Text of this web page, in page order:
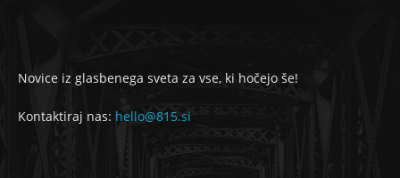
Novice iz glasbenega sveta za vse, ki hočejo še!
Kontaktiraj nas: hello@815.si